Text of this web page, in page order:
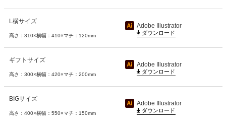
L横サイズ
高さ：310×横幅：410×マチ：120mm
ギフトサイズ
高さ：300×横幅：420×マチ：200mm
BIGサイズ
高さ：400×横幅：550×マチ：150mm